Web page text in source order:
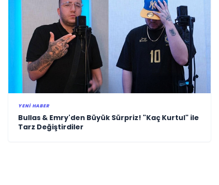
YENI HABER
Bullas & Emry'den Büyük Sürpriz! "Kaç Kurtul" ile
Tarz Değiştirdiler